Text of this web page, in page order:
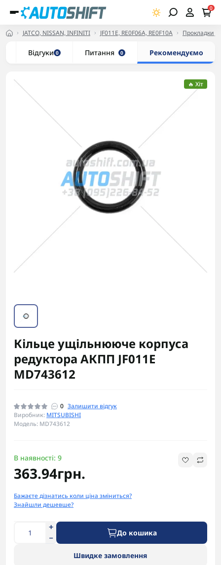
0
JATCO, NISSAN, INFINITI JF011E, RE0F06A, RE0F10A Прокладки
Відгуки 0 Питання 0 Рекомендуємо
🔥 Хіт
Кільце ущільнююче корпуса
редуктора АКПП JF011E
MD743612
0 Залишити відгук
Виробник: MITSUBISHI
Модель: MD743612
В наявності: 9
363.94грн.
Бажаєте дізнатись коли ціна зміниться?
Знайшли дешевше?
До кошика
Швидке замовлення